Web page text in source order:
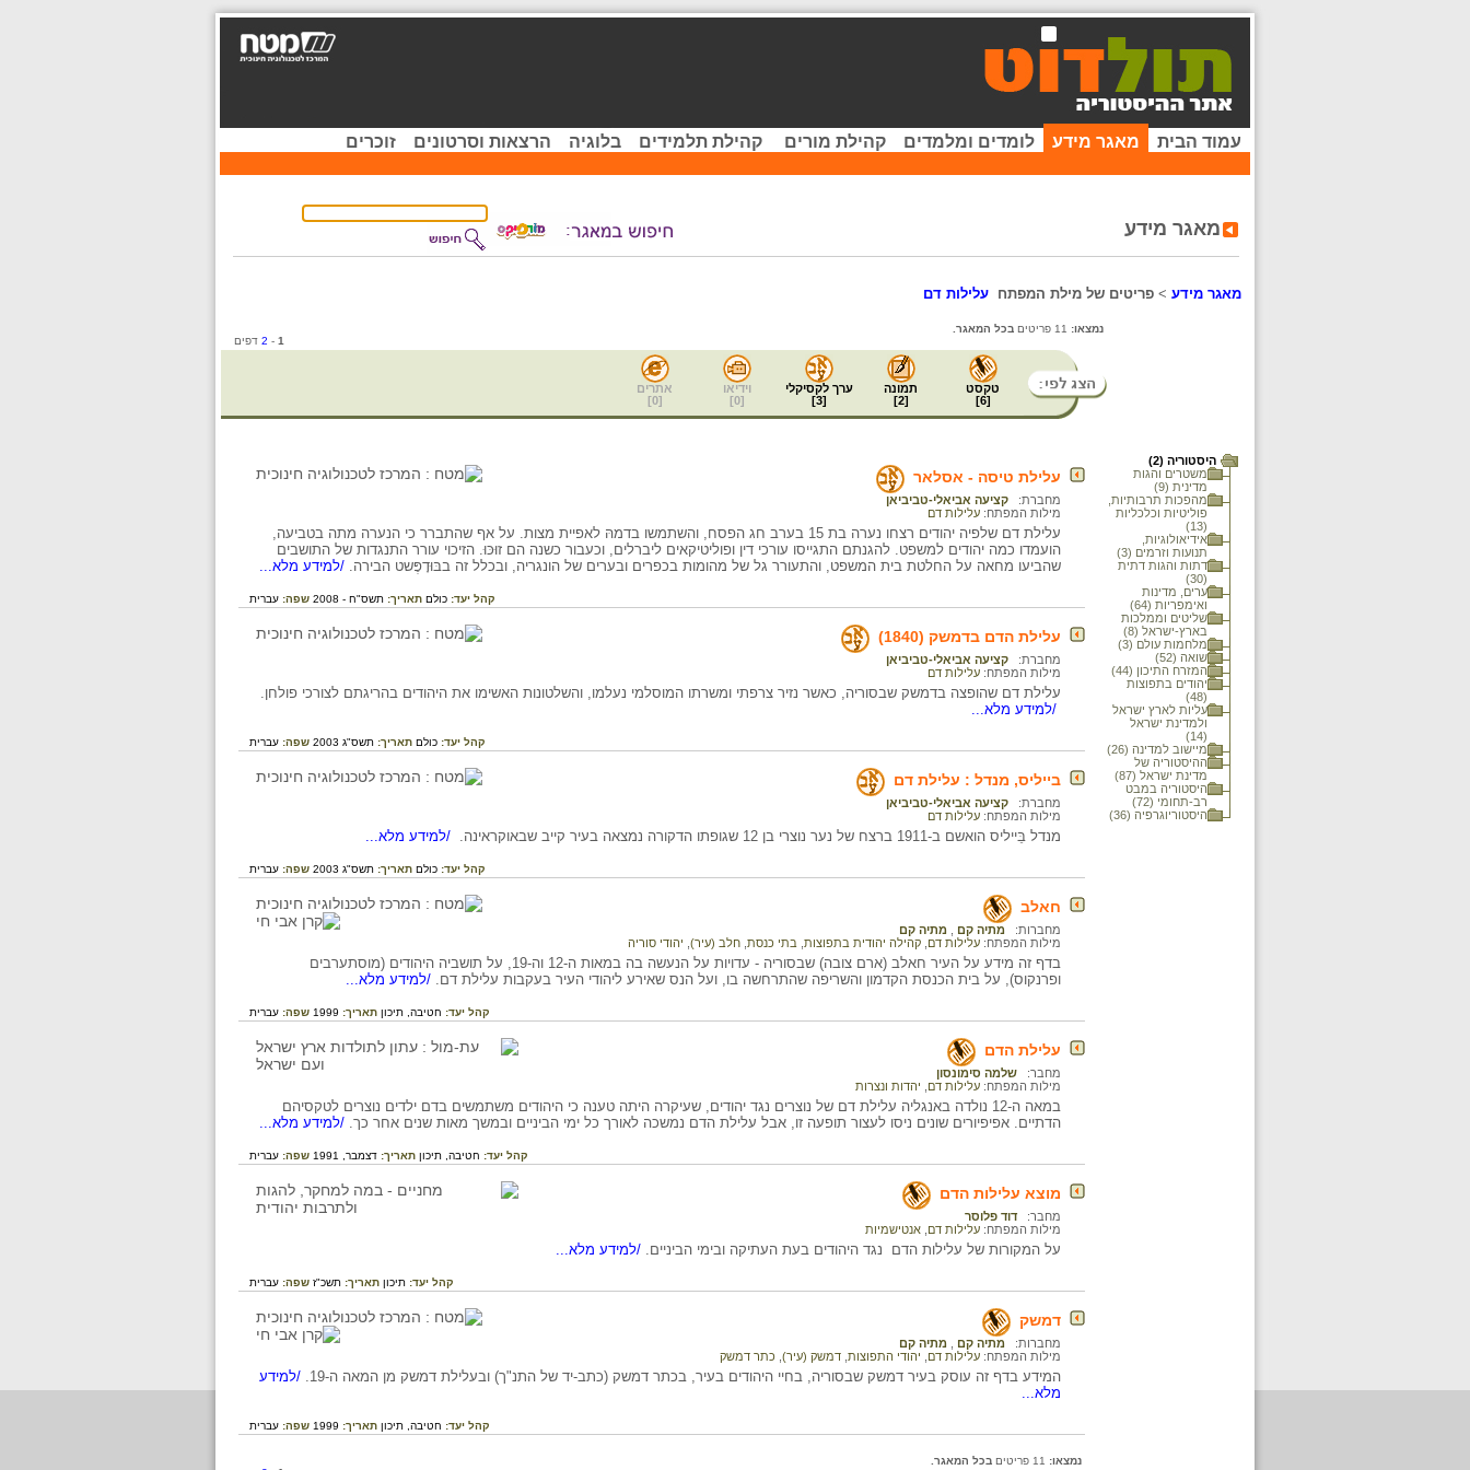
עמוד הבית מאגר מידע לומדים ומלמדים קהילת מורים קהילת תלמידים בלוגיה הרצאות וסרטונים זוכרים
מאגר מידע
מאגר מידע > פריטים של מילת המפתח עלילות דם
נמצאו:
בכל המאגר.
1
-
2 דפים
טקסט
[
6
]
תמונה
[
2
]
ערך לקסיקלי
[
3
]
וידיאו
[
0
]
אתרים
[
0
]
היסטוריה (2)
משטרים והגות
מדינית (9)
מהפכות תרבותיות,
פוליטיות וכלכליות
(13)
אידיאולוגיות,
תנועות וזרמים (3)
דתות והגות דתית
(30)
ערים, מדינות
ואימפריות (64)
שליטים וממלכות
בארץ-ישראל (8)
מלחמות עולם (3)
שואה (52)
המזרח התיכון (44)
יהודים בתפוצות
(48)
עליות לארץ ישראל
ולמדינת ישראל
(14)
מיישוב למדינה (26)
ההיסטוריה של
מדינת ישראל (87)
היסטוריה במבט
רב-תחומי (72)
היסטוריוגרפיה (36)
עלילת טיסה - אסלאר
מחברת:
קציעה אביאלי-טביביאן
מילות המפתח: עלילות דם
עלילת דם שלפיה יהודים רצחו נערה בת 15 בערב חג הפסח, והשתמשו בדמהּ לאפיית מצות. על אף שהתברר כי הנערה מתה בטביעה,
הועמדו כמה יהודים למשפט. להגנתם התגייסו עורכי דין ופוליטיקאים ליברלים, וכעבור כשנה הם זוּכּוּ. הזיכוי עורר התנגדות של התושבים
שהביעו מחאה על החלטת בית המשפט, והתעורר גל של מהומות בכפרים ובערים של הונגריה, ובכלל זה בבּוּדָפֶּשט הבירה. /למידע מלא...
קהל יעד: כולם תאריך: תשס"ח - 2008 שפה: עברית
עלילת הדם בדמשק (1840)
מחברת:
קציעה אביאלי-טביביאן
מילות המפתח: עלילות דם
עלילת דם שהופצה בדמשק שבסוריה, כאשר נזיר צרפתי ומשרתו המוסלמי נעלמו, והשלטונות האשימו את היהודים בהריגתם לצורכי פולחן.
/למידע מלא...
קהל יעד: כולם תאריך: תשס"ג 2003 שפה: עברית
בייליס, מנדל : עלילת דם
מחברת:
קציעה אביאלי-טביביאן
מילות המפתח: עלילות דם
מנדל בֵּייליס הואשם ב-1911 ברצח של נער נוצרי בן 12 שגופתו הדקורה נמצאה בעיר קייב שבאוקראינה. /למידע מלא...
קהל יעד: כולם תאריך: תשס"ג 2003 שפה: עברית
חאלב
מחברות: מתיה קם
מתיה קם
מילות המפתח: עלילות דם קהילה יהודית בתפוצות בתי כנסת חלב (עיר) יהודי סוריה
בדף זה מידע על העיר חאלב (ארם צובה) שבסוריה - עדויות על הנעשה בה במאות ה-12 וה-19, על תושביה היהודים (מוסתערבים
ופרנקוס), על בית הכנסת הקדמון והשריפה שהתרחשה בו, ועל הנס שאירע ליהודי העיר בעקבות עלילת דם. /למידע מלא...
קהל יעד: חטיבה, תיכון תאריך: 1999 שפה: עברית
עלילת הדם
מחבר:
שלמה סימונסון
מילות המפתח: עלילות דם יהדות ונצרות
במאה ה-12 נולדה באנגליה עלילת דם של נוצרים נגד יהודים, שעיקרה היתה טענה כי היהודים משתמשים בדם ילדים נוצרים לטקסיהם
הדתיים. אפיפיורים שונים ניסו לעצור תופעה זו, אבל עלילת הדם נמשכה לאורך כל ימי הביניים ובמשך מאות שנים אחר כך. /למידע מלא...
קהל יעד: חטיבה, תיכון תאריך: דצמבר, 1991 שפה: עברית
מוצא עלילות הדם
מחבר:
דוד פלוסר
מילות המפתח: עלילות דם אנטישמיות
על המקורות של עלילות הדם נגד היהודים בעת העתיקה ובימי הביניים. /למידע מלא...
קהל יעד: תיכון תאריך: תשכ"ז שפה: עברית
דמשק
מחברות: מתיה קם
מתיה קם
מילות המפתח: עלילות דם יהודי התפוצות דמשק (עיר) כתר דמשק
המידע בדף זה עוסק בעיר דמשק שבסוריה, בחיי היהודים בעיר, בכתר דמשק (כתב-יד של התנ"ך) ובעלילת דמשק מן המאה ה-19.
/למידע
מלא...
קהל יעד: חטיבה, תיכון תאריך: 1999 שפה: עברית
נמצאו:
בכל המאגר.